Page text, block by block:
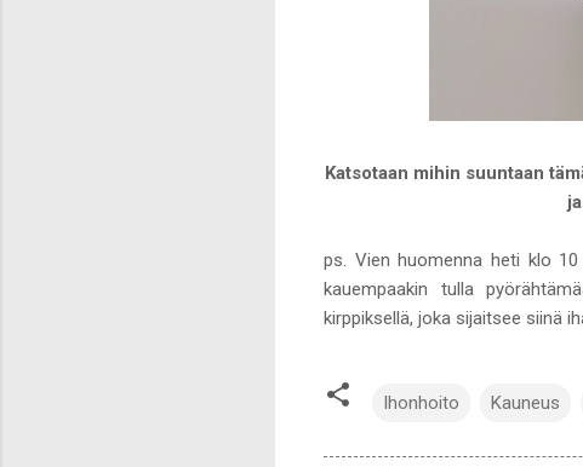
Katsotaan mihin suuntaan
ps. Vien huomenna heti klo
kauempaakin tulla
kirppiksellä, joka sijaitsee siinä
Ihonhoito Kauneus